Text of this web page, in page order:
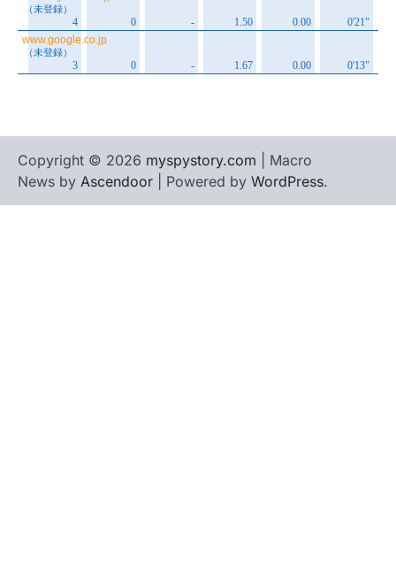
Copyright © 2026 myspystory.com | Macro
News by Ascendoor | Powered by WordPress.